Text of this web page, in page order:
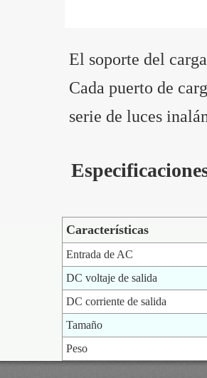
El soporte del
Cada puerto de
serie de luces
Características
Entrada de AC
DC voltaje de salida
DC corriente de salida
Tamaño
Peso